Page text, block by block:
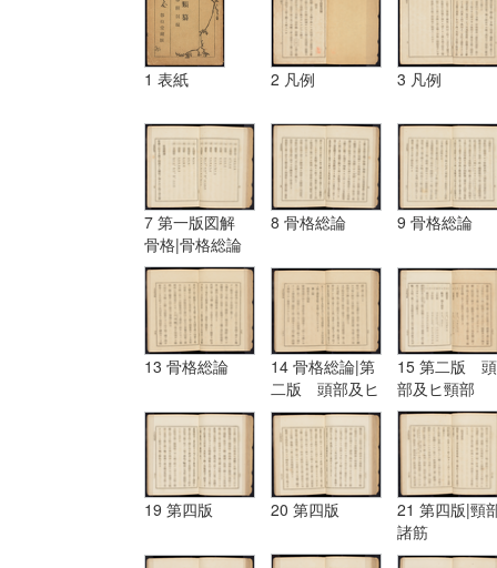
1 表紙 2 凡例 3 凡例
7 第一版図解
骨格|骨格総論
8 骨格総論 9 骨格総論
13 骨格総論
14 骨格総論|第
二版 頭部及ヒ
頸部
15 第二版 頭
部及ヒ頸部
19 第四版 20 第四版
21 第四版|頸
諸筋